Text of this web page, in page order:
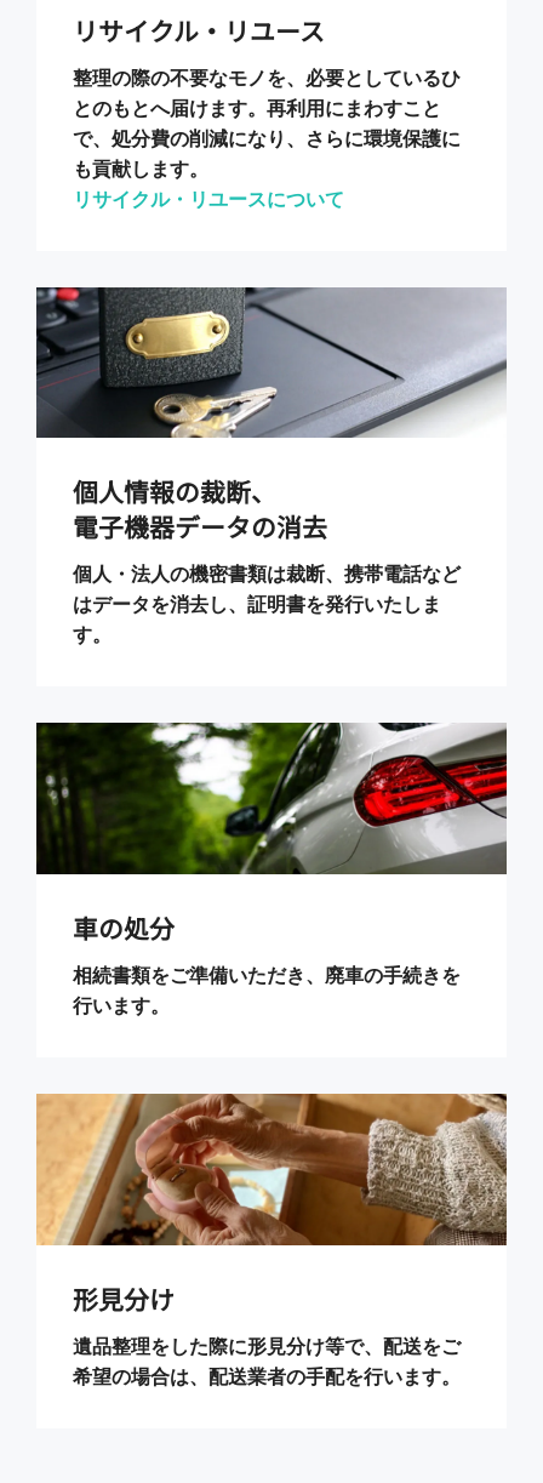
リサイクル・リユース
整理の際の不要なモノを、必要としているひ
とのもとへ届けます。再利用にまわすこと
で、処分費の削減になり、さらに環境保護に
も貢献します。
リサイクル・リユースについて
個人情報の裁断、
電子機器データの消去
個人・法人の機密書類は裁断、携帯電話など
はデータを消去し、証明書を発行いたしま
す。
車の処分
相続書類をご準備いただき、廃車の手続きを
行います。
形見分け
遺品整理をした際に形見分け等で、配送をご
希望の場合は、配送業者の手配を行います。